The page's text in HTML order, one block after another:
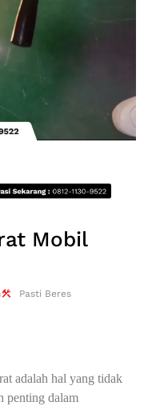
Mobil
Pasti Beres
adalah hal yang tidak
penting dalam